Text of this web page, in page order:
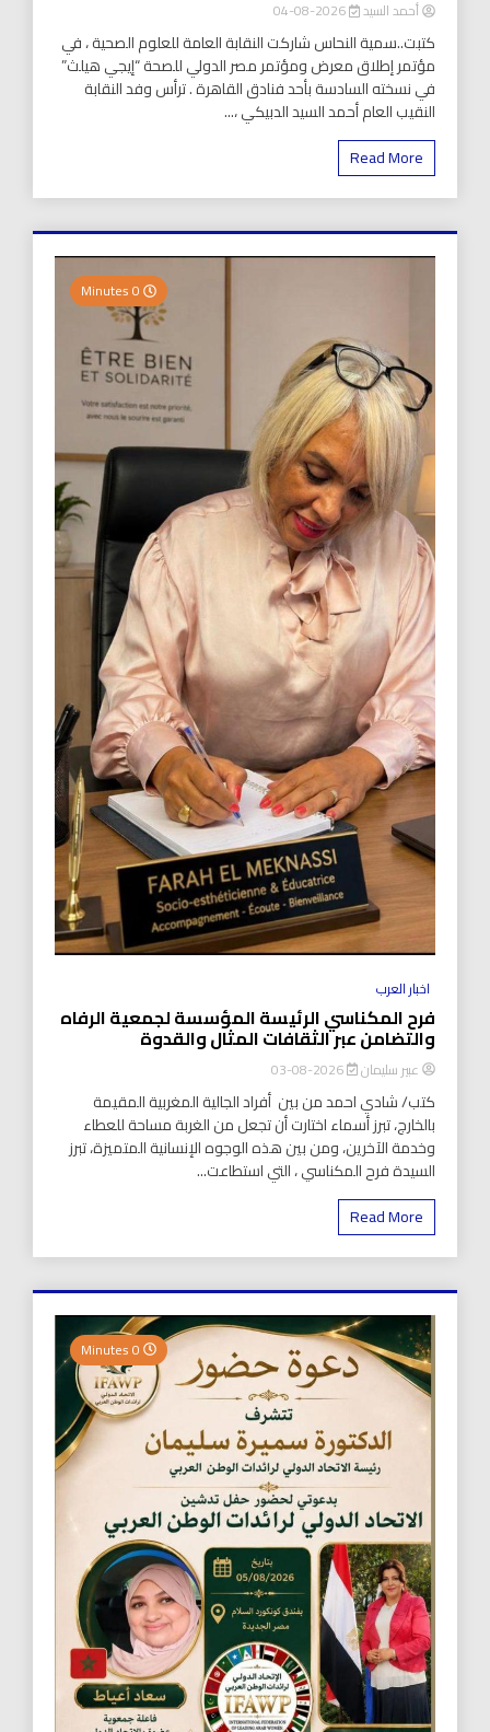
أحمد السيد 2026-08-04
كتبت..سمية النحاس شاركت النقابة العامة للعلوم الصحية ، في
مؤتمر إطلاق معرض ومؤتمر مصر الدولي للصحة “إيجي هيلث”
في نسخته السادسة بأحد فنادق القاهرة . ترأس وفد النقابة
النقيب العام أحمد السيد الدبيكي ،...
Read More
اخبار العرب
فرح المكناسي الرئيسة المؤسسة لجمعية الرفاه
والتضامن عبر الثقافات المثال والقدوة
عبير سليمان 2026-08-03
كتب/ شادي احمد من بين أفراد الجالية المغربية المقيمة
بالخارج، تبرز أسماء اختارت أن تجعل من الغربة مساحة للعطاء
وخدمة الآخرين، ومن بين هذه الوجوه الإنسانية المتميزة، تبرز
السيدة فرح المكناسي ، التي استطاعت...
Read More